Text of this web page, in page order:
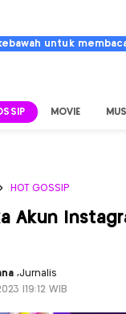
untuk
MOVIE
HOT GOSSIP
Akun
,Jurnalis
|19:12 WIB